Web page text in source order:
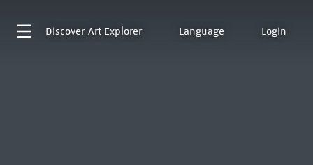
Discover Art Explorer Language Login